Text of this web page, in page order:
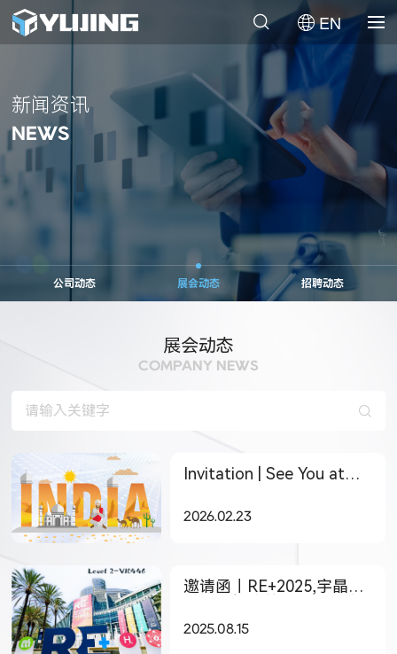
EN
新闻资讯
NEWS
公司动态 展会动态 招聘动态
展会动态
COMPANY NEWS
Invitation | See You at
2026.02.23
邀请函｜RE+2025,宇晶股
2025.08.15